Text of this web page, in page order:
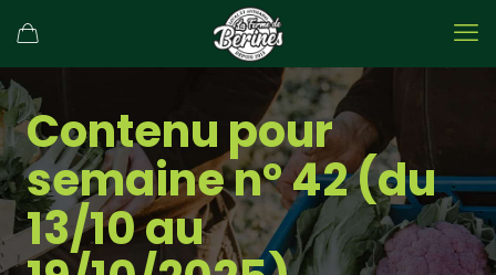
Contenu pour
semaine n° 42 (du
13/10 au